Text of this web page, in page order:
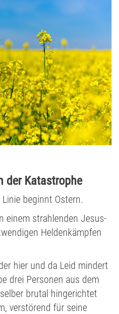
der Katastrophe
beginnt Ostern.
einem strahlenden Jesus-
Heldenkämpfen
hier und da Leid mindert
drei Personen aus dem
brutal hingerichtet
verstörend für seine